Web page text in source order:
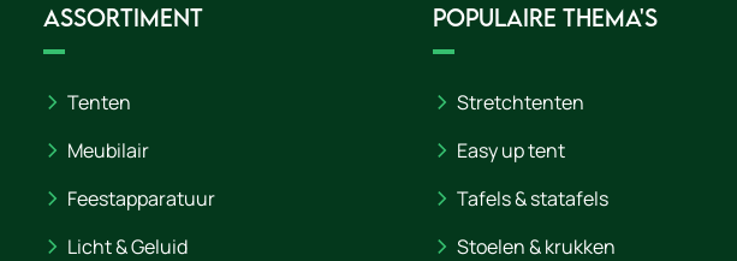
Assortiment
Tenten
Meubilair
Feestapparatuur
Licht & Geluid
Populaire thema's
Stretchtenten
Easy up tent
Tafels & statafels
Stoelen & krukken